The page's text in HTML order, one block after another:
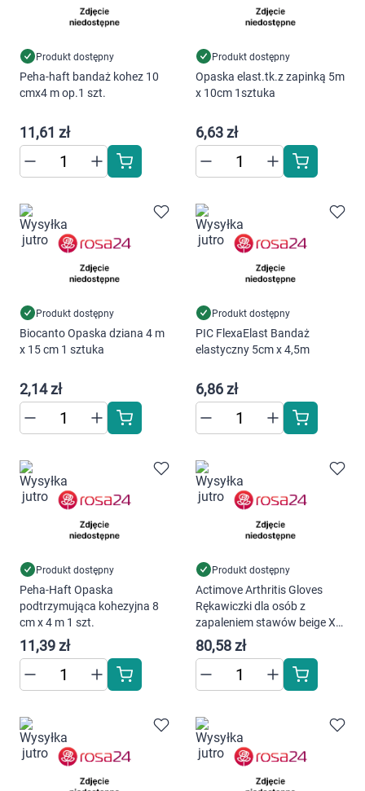
Produkt dostępny
Peha-haft bandaż kohez 10
cmx4 m op.1 szt.
11,61 zł
Produkt dostępny
Opaska elast.tk.z zapinką 5m
x 10cm 1sztuka
6,63 zł
Produkt dostępny
Biocanto Opaska dziana 4 m
x 15 cm 1 sztuka
2,14 zł
Produkt dostępny
PIC FlexaElast Bandaż
elastyczny 5cm x 4,5m
6,86 zł
Produkt dostępny
Peha-Haft Opaska
podtrzymująca kohezyjna 8
cm x 4 m 1 szt.
11,39 zł
Produkt dostępny
Actimove Arthritis Gloves
Rękawiczki dla osób z
zapaleniem stawów beige XL
rękawice 1 op.
80,58 zł